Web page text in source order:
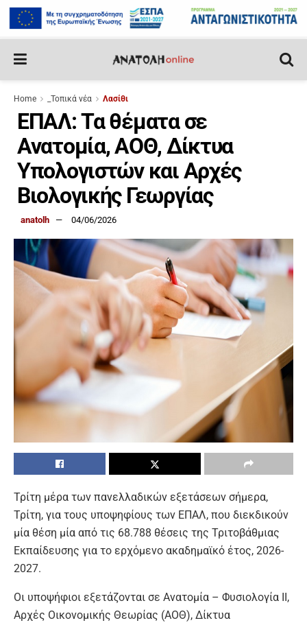
Home _Τοπικά νέα Λασίθι
ΕΠΑΛ: Τα θέματα σε
Ανατομία, ΑΟΘ, Δίκτυα
Υπολογιστών και Αρχές
Βιολογικής Γεωργίας
anatolh 04/06/2026
Τρίτη μέρα των πανελλαδικών εξετάσεων σήμερα,
Τρίτη, για τους υποψηφίους των ΕΠΑΛ, που διεκδικούν
μία θέση μία από τις 68.788 θέσεις της Τριτοβάθμιας
Εκπαίδευσης για το ερχόμενο ακαδημαϊκό έτος, 2026-
2027.
Οι υποψήφιοι εξετάζονται σε Ανατομία – Φυσιολογία ΙΙ,
Αρχές Οικονομικής Θεωρίας (ΑΟΘ), Δίκτυα